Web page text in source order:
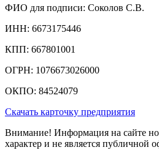
ФИО для подписи: Соколов С.В.
ИНН: 6673175446
КПП: 667801001
ОГРН: 1076673026000
ОКПО: 84524079
Скачать карточку предприятия
Внимание! Информация на сайте
характер и не является публичной